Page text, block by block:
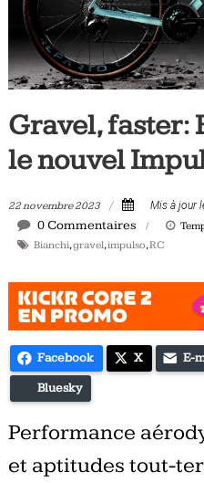
Tous
jours,
votre
vélo
et
triathlon
Gravel, faster:
le nouvel
22 novembre 2023 Mis à jour
0 Commentaires
Bianchi,gravel,impulso,RC
Facebook X E-
Bluesky
Performance
et aptitudes tout-